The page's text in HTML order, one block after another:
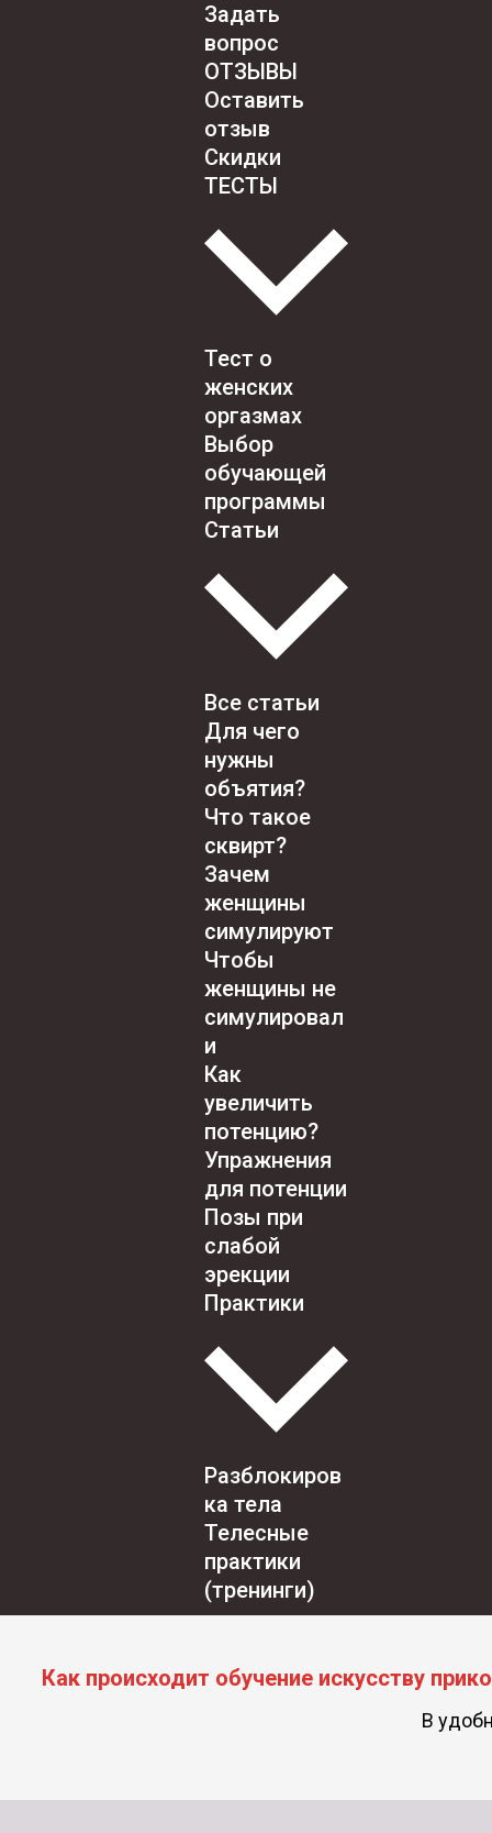
Задать
вопрос
ОТЗЫВЫ
Оставить
отзыв
Скидки
ТЕСТЫ
Тест о
женских
оргазмах
Выбор
обучающей
программы
Статьи
Все статьи
Для чего
нужны
объятия?
Что такое
сквирт?
Зачем
женщины
симулируют
Чтобы
женщины не
симулировал
и
Как
увеличить
потенцию?
Упражнения
для потенции
Позы при
слабой
эрекции
Практики
Разблокиров
ка тела
Телесные
практики
(тренинги)
Как происходит обучение искусству
В